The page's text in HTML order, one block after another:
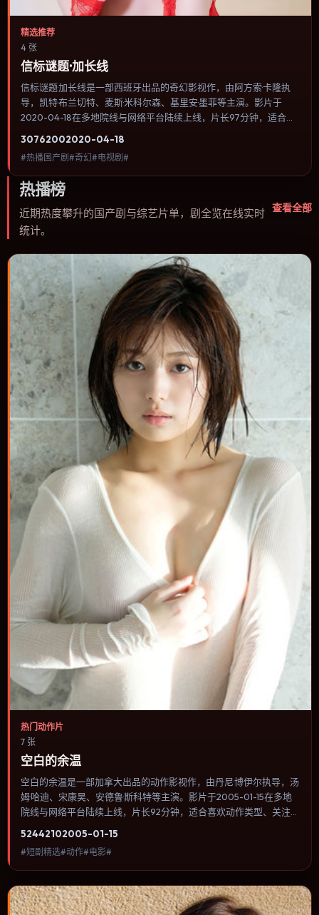
精选推荐
4 张
信标谜题·加长线
信标谜题·加长线是一部西班牙出品的奇幻影视作，由阿方索·卡隆执
导，凯特·布兰切特、麦斯·米科尔森、基里安·墨菲等主演。影片于
2020-04-18在多地院线与网络平台陆续上线，片长97分钟，适合喜
焦人物选择与情节推进，节奏与视听语言统一，可作为休闲观影或类
型片补片的选择。
30762002020-04-18
#热播国产剧#奇幻#电视剧#
热播榜
近期热度攀升的国产剧与综艺片单，剧全览在线实时
统计。
查看全部
热门动作片
7 张
空白的余温
空白的余温是一部加拿大出品的动作影视作，由丹尼·博伊尔执导，汤
姆·哈迪、宋康昊、安德鲁·斯科特等主演。影片于2005-01-15在多地
院线与网络平台陆续上线，片长92分钟，适合喜欢动作类型、关注人
视听语言统一，可作为休闲观影或类型片补片的选择。
52442102005-01-15
#短剧精选#动作#电影#